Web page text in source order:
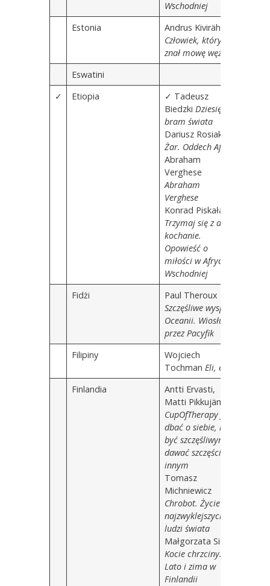
Wschodniej
Estonia
Andrus Kivirähk
Człowiek, który
znał mowę węży
Eswatini
✓
Etiopia ✓ Tadeusz
Biedzki Dziesięć
bram świata
Dariusz Rosiak
Żar. Oddech Afryki
Abraham
Verghese
Abraham
Verghese
Konrad Piskała
Trzymaj się z dala,
kochanie.
Opowieść o
miłości w Afryce
Wschodniej
Fidżi
Paul Theroux
Szczęśliwe wyspy
Oceanii. Wiosłując
przez Pacyfik
Filipiny
Wojciech
Tochman Eli, eli
Finlandia
Antti Ervasti,
Matti Pikkujämsä
CupOfTherapy Jak
dbać o siebie, by
być szczęśliwym i
dawać szczęście
innym
Tomasz
Michniewicz
Chrobot. Życie
najzwyklejszych
ludzi świata
Małgorzata Sidz
Kocie chrzciny.
Lato i zima w
Finlandii